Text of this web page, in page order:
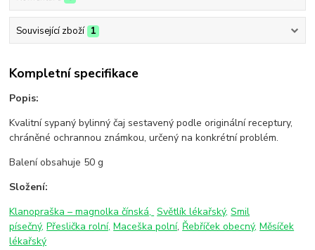
Související zboží 1
Kompletní specifikace
Popis:
Kvalitní sypaný bylinný čaj sestavený podle originální receptury,
chráněné ochrannou známkou, určený na konkrétní problém.
Balení obsahuje 50 g
Složení:
Klanopraška – magnolka čínská, Světlík lékařský, Smil
písečný, Přeslička rolní, Maceška polní, Řebříček obecný, Měsíček
lékařský